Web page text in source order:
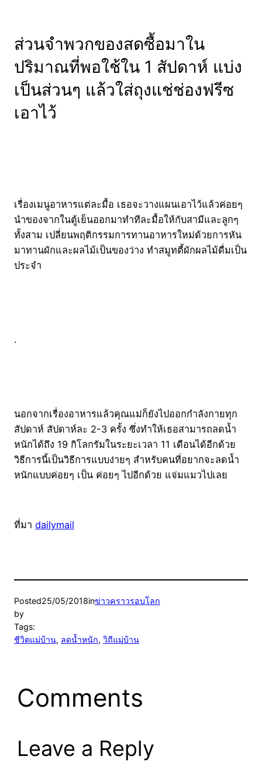
ส่วนจำพวกของสดซื้อมาใน
ปริมาณที่พอใช้ใน 1 สัปดาห์ แบ่ง
เป็นส่วนๆ แล้วใส่ถุงแช่ช่องฟรีซ
เอาไว้
เรื่องเมนูอาหารแต่ละมื้อ เธอจะวางแผนเอาไว้แล้วค่อยๆ
นำของจากในตู้เย็นออกมาทำทีละมื้อให้กับสามีและลูกๆ
ทั้งสาม เปลี่ยนพฤติกรรมการทานอาหารใหม่ด้วยการหัน
มาทานผักและผลไม้เป็นของว่าง ทำสมูทตี้ผักผลไม้ดื่มเป็น
ประจำ
.
นอกจากเรื่องอาหารแล้วคุณแม่ก็ยังไปออกกำลังกายทุก
สัปดาห์ สัปดาห์ละ 2-3 ครั้ง ซึ่งทำให้เธอสามารถลดน้ำ
หนักได้ถึง 19 กิโลกรัมในระยะเวลา 11 เดือนได้อีกด้วย
วิธีการนี้เป็นวิธีการแบบง่ายๆ สำหรับคนที่อยากจะลดน้ำ
หนักแบบค่อยๆ เป็น ค่อยๆ ไปอีกด้วย แจ่มแมวไปเลย
ที่มา dailymail
Posted25/05/2018inข่าวคราวรอบโลก
by
Tags:
ชีวิตแม่บ้าน, ลดน้ำหนัก, วิถีแม่บ้าน
Comments
Leave a Reply